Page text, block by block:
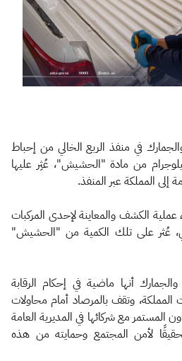
في منفذ الربع الخالي من إحباط
لتهريب 114.973 كيلوجرام من مادة "الحشيش"، عُثِر عليها
إلى المملكة عبر المنفذ.
الكشف والمعاينة لإحدى المركبات
عُثر على تلك الكمية من "الحشيش"
أنها ماضية في إحكام الرقابة
المملكة، وتقف بالمرصاد أمام محاولات
المستمر مع شركائها في المديرية العامة
لأمن المجتمع وحمايته من هذه